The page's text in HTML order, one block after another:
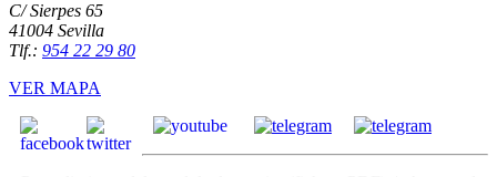
C/ Sierpes 65
41004 Sevilla
Tlf.: 954 22 29 80
VER MAPA